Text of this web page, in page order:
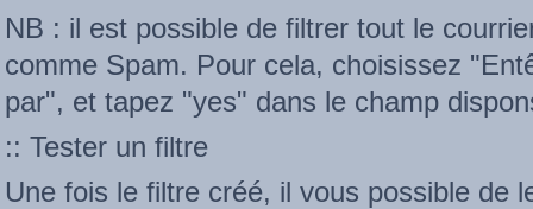
NB : il est possible de filtrer tout le
comme Spam. Pour cela, choisissez
par", et tapez "yes" dans le champ
:: Tester un filtre
Une fois le filtre créé, il vous possible de